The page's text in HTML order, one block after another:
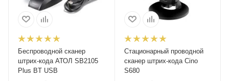
Беспроводной сканер
штрих-кода АТОЛ SB2105
Plus BT USB
Стационарный проводной
сканер штрих-кода Cino
S680